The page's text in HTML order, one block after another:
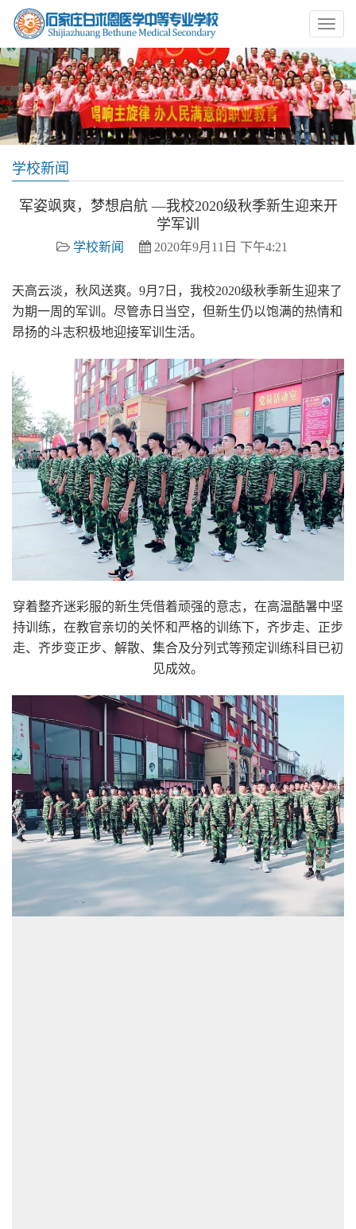
学校新闻
军姿飒爽，梦想启航 —我校2020级秋季新生迎来开
学军训
学校新闻 2020年9月11日 下午4:21
天高云淡，秋风送爽。9月7日，我校2020级秋季新生迎来了
为期一周的军训。尽管赤日当空，但新生仍以饱满的热情和
昂扬的斗志积极地迎接军训生活。
穿着整齐迷彩服的新生凭借着顽强的意志，在高温酷暑中坚
持训练，在教官亲切的关怀和严格的训练下，齐步走、正步
走、齐步变正步、解散、集合及分列式等预定训练科目已初
见成效。